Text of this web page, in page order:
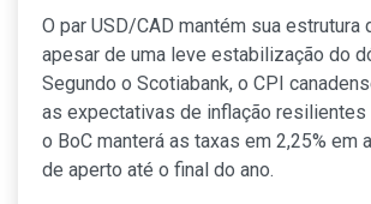
O par USD/CAD mantém sua estrutura
apesar de uma leve estabilização do
Segundo o Scotiabank, o CPI
as expectativas de inflação resilientes
o BoC manterá as taxas em 2,25% em
de aperto até o final do ano.